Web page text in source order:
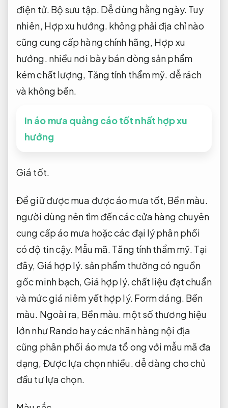
điện tử. Bộ sưu tập. Dễ dùng hằng ngày. Tuy
nhiên, Hợp xu hướng. không phải địa chỉ nào
cũng cung cấp hàng chính hãng, Hợp xu
hướng. nhiều nơi bày bán dòng sản phẩm
kém chất lượng, Tăng tính thẩm mỹ. dễ rách
và không bền.
In áo mưa quảng cáo tốt nhất hợp xu
hướng
Giá tốt.
Để giữ được mua được áo mưa tốt, Bền màu.
người dùng nên tìm đến các cửa hàng chuyên
cung cấp áo mưa hoặc các đại lý phân phối
có độ tin cậy. Mẫu mã. Tăng tính thẩm mỹ. Tại
đây, Giá hợp lý. sản phẩm thường có nguồn
gốc minh bạch, Giá hợp lý.chất liệu đạt chuẩn
và mức giá niêm yết hợp lý. Form dáng. Bền
màu. Ngoài ra, Bền màu. một số thương hiệu
lớn như Rando hay các nhãn hàng nội địa
cũng phân phối áo mưa tổ ong với mẫu mã đa
dạng, Được lựa chọn nhiều.dễ dàng cho chủ
đầu tư lựa chọn.